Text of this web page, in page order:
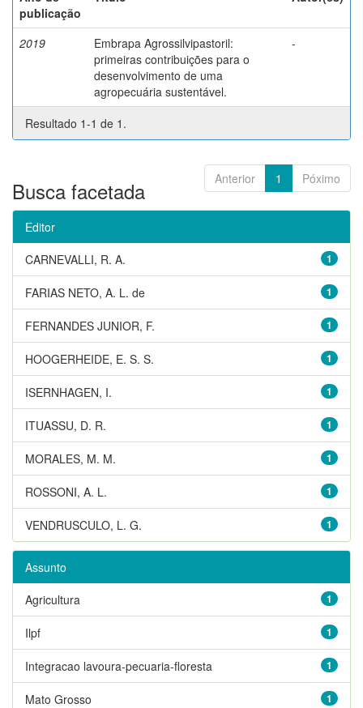
publicação
2019
Embrapa Agrossilvipastoril:
primeiras contribuições para o
desenvolvimento de uma
agropecuária sustentável.
-
Resultado 1-1 de 1.
Anterior 1 Póximo
Busca facetada
Editor
1
CARNEVALLI, R. A.
1
FARIAS NETO, A. L. de
1
FERNANDES JUNIOR, F.
1
HOOGERHEIDE, E. S. S.
1
ISERNHAGEN, I.
1
ITUASSU, D. R.
1
MORALES, M. M.
1
ROSSONI, A. L.
1
VENDRUSCULO, L. G.
Assunto
1
Agricultura
1
Ilpf
1
Integracao lavoura-pecuaria-floresta
1
Mato Grosso